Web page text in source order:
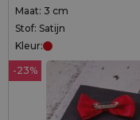
Maat: 3 cm
Stof: Satijn
Kleur:
-23%